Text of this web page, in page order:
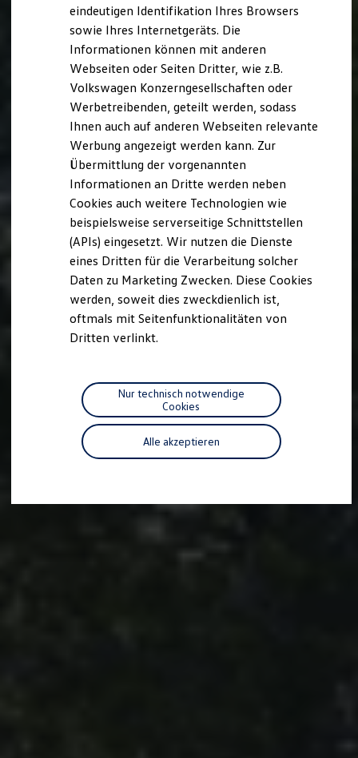
Lifestyle Shop
T-Roc Kollektion
Golf Kollektion
Volkswagen Kollektion
R-Kollektion
GTI Kollektion
Fußball Drop
we drive football
#wedriveproud
Besitzer und Service
myVolkswagen
Software Updates
Service und Ersatzteile
Inspektion und HU/AU
Reparaturen und Checks
Motorenöl und Flüssigkeiten
Räder und Reifen
Pannen- und Unfallhilfe
Economy Service
Volkswagen Teile
Zubehör
Modellspezifisches Zubehör
Individualisieren
Wallbox und Ladekabel
Digitale Extras
Dienste für Ihr Modell finden
Volkswagen Apps, Login und Shop
Handy und Fahrzeug verbinden
Vorgängermodelle
Warn- und Kontrollleuchten
eindeutigen Identifikation Ihres Browsers
sowie Ihres Internetgeräts. Die
Informationen können mit anderen
Webseiten oder Seiten Dritter, wie z.B.
Volkswagen Konzerngesellschaften oder
Werbetreibenden, geteilt werden, sodass
Ihnen auch auf anderen Webseiten relevante
Werbung angezeigt werden kann. Zur
Übermittlung der vorgenannten
Informationen an Dritte werden neben
Cookies auch weitere Technologien wie
beispielsweise serverseitige Schnittstellen
(APIs) eingesetzt. Wir nutzen die Dienste
eines Dritten für die Verarbeitung solcher
Daten zu Marketing Zwecken. Diese Cookies
werden, soweit dies zweckdienlich ist,
oftmals mit Seitenfunktionalitäten von
Dritten verlinkt.
Alle akzeptieren
Nur technisch notwendige
Cookies